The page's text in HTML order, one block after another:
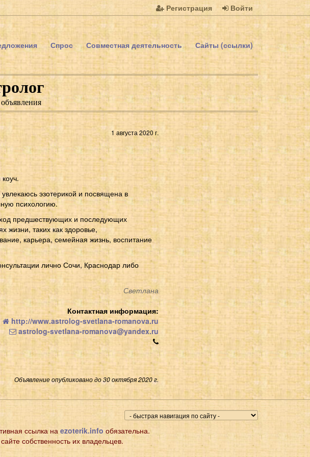
Регистрация Войти
Спрос Совместная деятельность Сайты (ссылки)
1 августа 2020 г.
эзотерикой и посвящена в
психологию.
предшествующих и последующих
жизни, таких как здоровье,
карьера, семейная жизнь, воспитание
лично Сочи, Краснодар либо
Светлана
Контактная информация:
http://www.astrolog-svetlana-romanova.ru
astrolog-svetlana-romanova@yandex.ru
Объявление опубликовано до 30 октября 2020 г.
ссылка на ezoterik.info обязательна.
собственность их владельцев.